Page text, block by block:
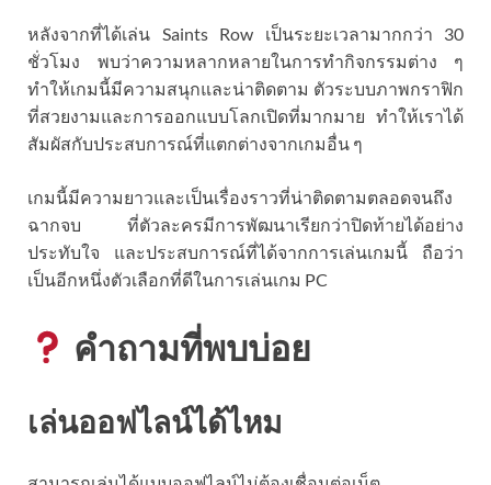
หลังจากที่ได้เล่น Saints Row เป็นระยะเวลามากกว่า 30
ชั่วโมง พบว่าความหลากหลายในการทำกิจกรรมต่าง ๆ
ทำให้เกมนี้มีความสนุกและน่าติดตาม ตัวระบบภาพกราฟิก
ที่สวยงามและการออกแบบโลกเปิดที่มากมาย ทำให้เราได้
สัมผัสกับประสบการณ์ที่แตกต่างจากเกมอื่น ๆ
เกมนี้มีความยาวและเป็นเรื่องราวที่น่าติดตามตลอดจนถึง
ฉากจบ ที่ตัวละครมีการพัฒนาเรียกว่าปิดท้ายได้อย่าง
ประทับใจ และประสบการณ์ที่ได้จากการเล่นเกมนี้ ถือว่า
เป็นอีกหนึ่งตัวเลือกที่ดีในการเล่นเกม PC
คำถามที่พบบ่อย
เล่นออฟไลน์ได้ไหม